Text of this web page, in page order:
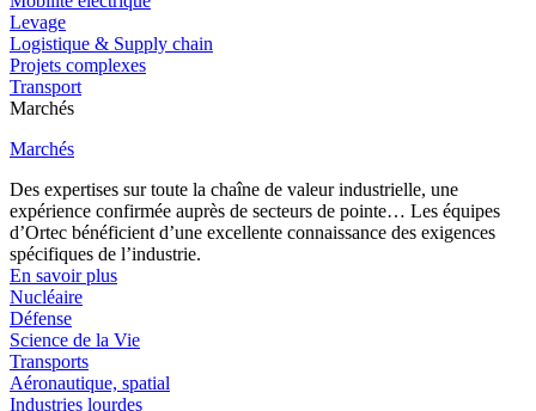
Levage
Logistique & Supply chain
Projets complexes
Transport
Marchés
Marchés
Des expertises sur toute la chaîne de valeur industrielle, une
expérience confirmée auprès de secteurs de pointe… Les équipes
d’Ortec bénéficient d’une excellente connaissance des exigences
spécifiques de l’industrie.
En savoir plus
Nucléaire
Défense
Science de la Vie
Transports
Aéronautique, spatial
Industries lourdes